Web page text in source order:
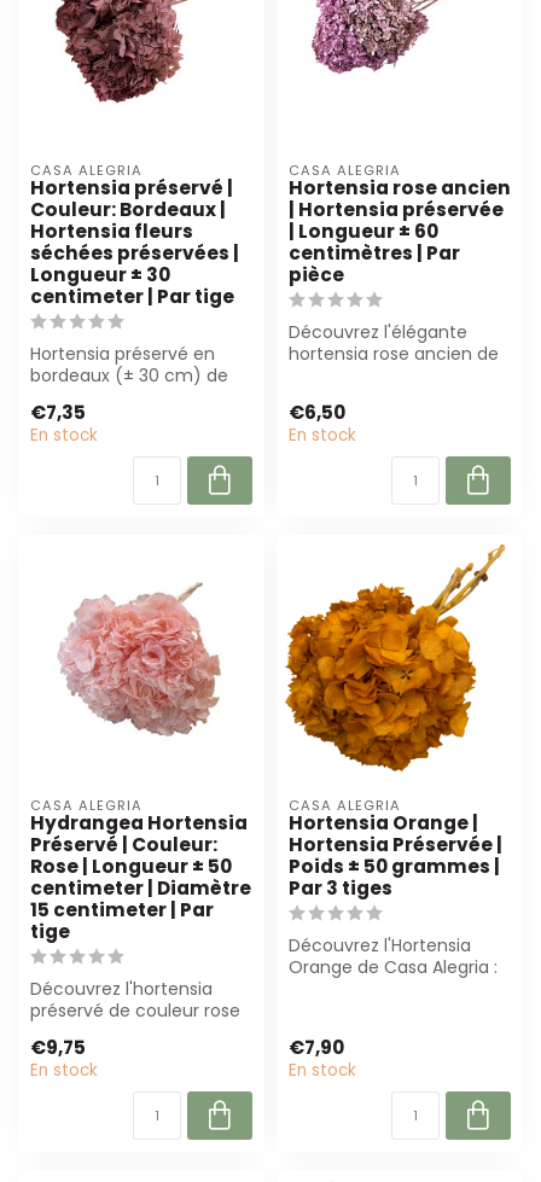
CASA ALEGRIA
Hortensia préservé |
Couleur: Bordeaux |
Hortensia fleurs
séchées préservées |
Longueur ± 30
centimeter | Par tige
Hortensia préservé en
bordeaux (± 30 cm) de
l'art flo...
€7,35
En stock
CASA ALEGRIA
Hortensia rose ancien
| Hortensia préservée
| Longueur ± 60
centimètres | Par
pièce
Découvrez l'élégante
hortensia rose ancien de
€6,50
En stock
CASA ALEGRIA
Hydrangea Hortensia
Préservé | Couleur:
Rose | Longueur ± 50
centimeter | Diamètre
15 centimeter | Par
tige
Découvrez l'hortensia
préservé de couleur rose
50 cm et ...
€9,75
En stock
CASA ALEGRIA
Hortensia Orange |
Hortensia Préservée |
Poids ± 50 grammes |
Par 3 tiges
Découvrez l'Hortensia
Orange de Casa Alegria :
€7,90
En stock